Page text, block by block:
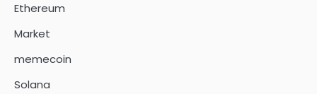
Ethereum
Market
memecoin
Solana